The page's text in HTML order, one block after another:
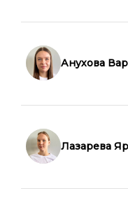
Анухова
Лазарева